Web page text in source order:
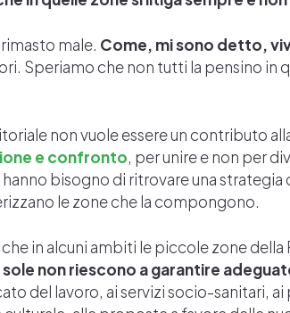
male. Come, mi sono detto,
Speriamo che non tutti la pensino
non vuole essere un contributo
e confronto, per unire e non per
bisogno di ritrovare una
le zone che la compongono.
in alcuni ambiti le piccole zone
sole non riescono a garantire
del lavoro, ai servizi socio-sanitari,